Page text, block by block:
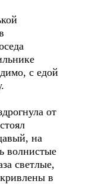
с едой
от
на
волнистые
светлые,
в